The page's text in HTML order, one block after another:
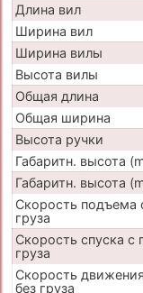
Длина вил
Ширина вил
Ширина вилы
Высота вилы
Общая длина
Общая ширина
Высота ручки
Габаритн. высота
Габаритн. высота
Скорость подъема
груза
Скорость спуска с
груза
Скорость
без груза